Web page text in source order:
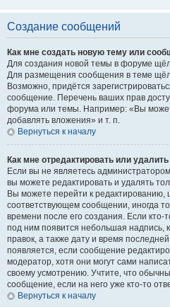
Создание сообщений
Как мне создать новую тему или
Для создания новой темы в форуме
Для размещения сообщения в теме
Возможно, придётся
сообщение. Перечень ваших прав
форума или темы. Например: «Вы
добавлять вложения» и т. п.
Вернуться к началу
Как мне отредактировать или
Если вы не являетесь
вы можете редактировать и удалять
Вы можете перейти к редактированию,
соответствующем сообщении, иногда
времени после его создания. Если
под ним появится небольшая надпись,
правок, а также дату и время
появляется, если сообщение
модератор, хотя они могут сами
своему усмотрению. Учтите, что
сообщение, если на него уже кто-то
Вернуться к началу